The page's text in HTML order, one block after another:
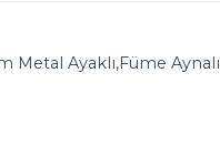
Metal Ayaklı,Füme Aynalı